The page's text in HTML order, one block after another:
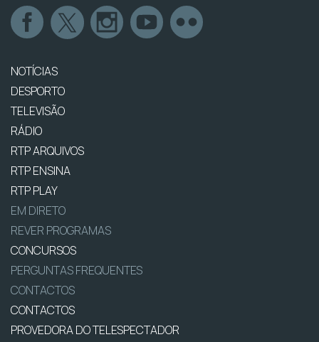
NOTÍCIAS
DESPORTO
TELEVISÃO
RÁDIO
RTP ARQUIVOS
RTP ENSINA
RTP PLAY
EM DIRETO
REVER PROGRAMAS
CONCURSOS
PERGUNTAS FREQUENTES
CONTACTOS
CONTACTOS
PROVEDORA DO TELESPECTADOR